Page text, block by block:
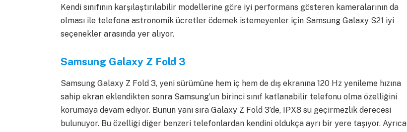
Kendi sınıfının karşılaştırılabilir modellerine göre iyi performans gösteren kameralarının da
olması ile telefona astronomik ücretler ödemek istemeyenler için Samsung Galaxy S21 iyi
seçenekler arasında yer alıyor.
Samsung Galaxy Z Fold 3
Samsung Galaxy Z Fold 3, yeni sürümüne hem iç hem de dış ekranına 120 Hz yenileme hızına
sahip ekran eklendikten sonra Samsung’un birinci sınıf katlanabilir telefonu olma özelliğini
korumaya devam ediyor. Bunun yanı sıra Galaxy Z Fold 3’de, IPX8 su geçirmezlik derecesi
bulunuyor. Bu özelliği diğer benzeri telefonlardan kendini oldukça ayrı bir yere taşıyor. Ayrıca